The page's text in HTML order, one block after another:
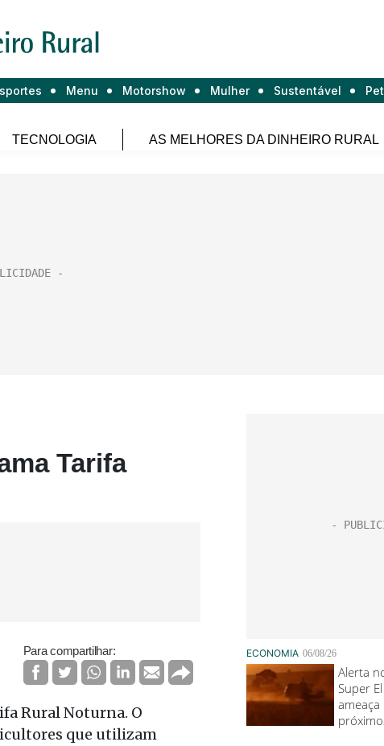
Menu Motorshow Mulher Sustentável Pet
TECNOLOGIA AS MELHORES DA DINHEIRO RURAL
Tarifa
Para compartilhar:
Rural Noturna. O
que utilizam